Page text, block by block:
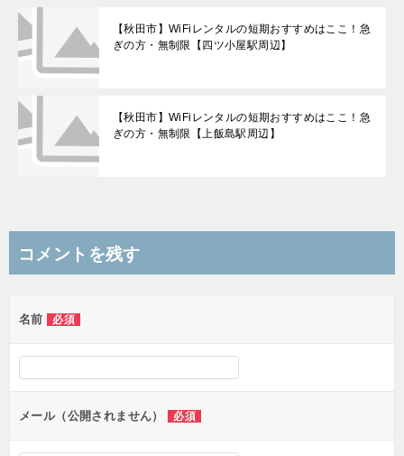
【秋田市】WiFiレンタルの短期おすすめはここ！急
ぎの方・無制限【四ツ小屋駅周辺】
【秋田市】WiFiレンタルの短期おすすめはここ！急
ぎの方・無制限【上飯島駅周辺】
コメントを残す
名前 必須
メール（公開されません） 必須